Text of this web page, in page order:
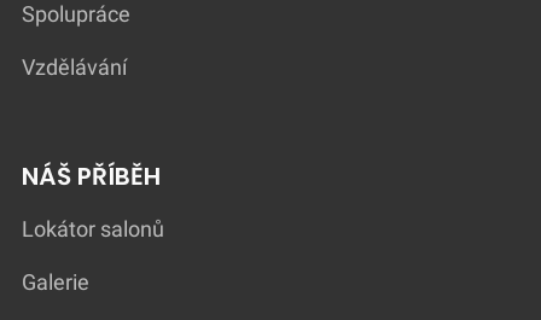
Spolupráce
Vzdělávání
NÁŠ PŘÍBĚH
Lokátor salonů
Galerie